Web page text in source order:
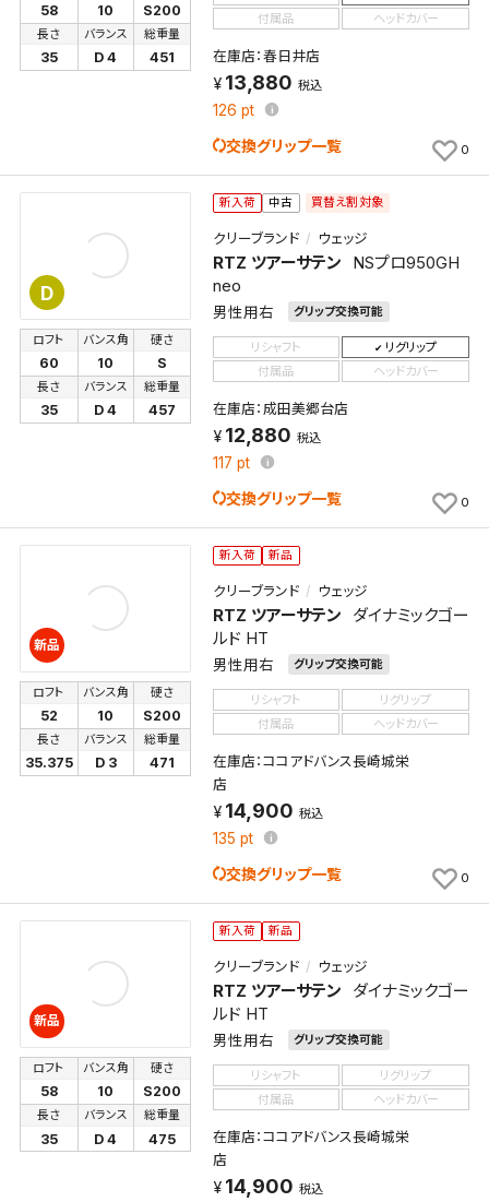
58 10 S200
長さ
35
バランス
D 4
総重量
451
付属品
ヘッドカバー
在庫店：春日井店
13,880 税込
126 pt
交換グリップ一覧 0
D
新入荷 中古 買替え割対象
クリーブランド ウェッジ
RTZ ツアーサテン
NSプロ950GH
neo
男性用右 グリップ交換可能
ロフト
60
バンス角
10
硬さ
S
長さ
35
バランス
D 4
総重量
457
リシャフト
リグリップ
付属品
ヘッドカバー
在庫店：成田美郷台店
12,880 税込
117 pt
交換グリップ一覧 0
新品
新入荷 新品
クリーブランド ウェッジ
RTZ ツアーサテン
ダイナミックゴー
ルド HT
男性用右 グリップ交換可能
ロフト
52
バンス角
10
硬さ
S200
長さ
35.375
バランス
D 3
総重量
471
リシャフト
リグリップ
付属品
ヘッドカバー
在庫店：ココアドバンス長崎城栄
店
14,900 税込
135 pt
交換グリップ一覧 0
新品
新入荷 新品
クリーブランド ウェッジ
RTZ ツアーサテン
ダイナミックゴー
ルド HT
男性用右 グリップ交換可能
ロフト
58
バンス角
10
硬さ
S200
長さ
35
バランス
D 4
総重量
475
リシャフト
リグリップ
付属品
ヘッドカバー
在庫店：ココアドバンス長崎城栄
店
14,900 税込
新着通知
新着通知を「する」にすると、この条件に一致する商品
が入荷した際に、メール及びお客様のアカウント内の
保存された検索条件は変更できません。
条件を変更したい場合は、マイページの「保存検索条
してください。
保存する
キャンセル
検索条件を保存しました。
これまで保存した検索条件は、マイページの「保存検
索条件一覧」で確認できます。